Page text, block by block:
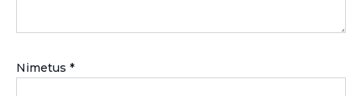
Nimetus *